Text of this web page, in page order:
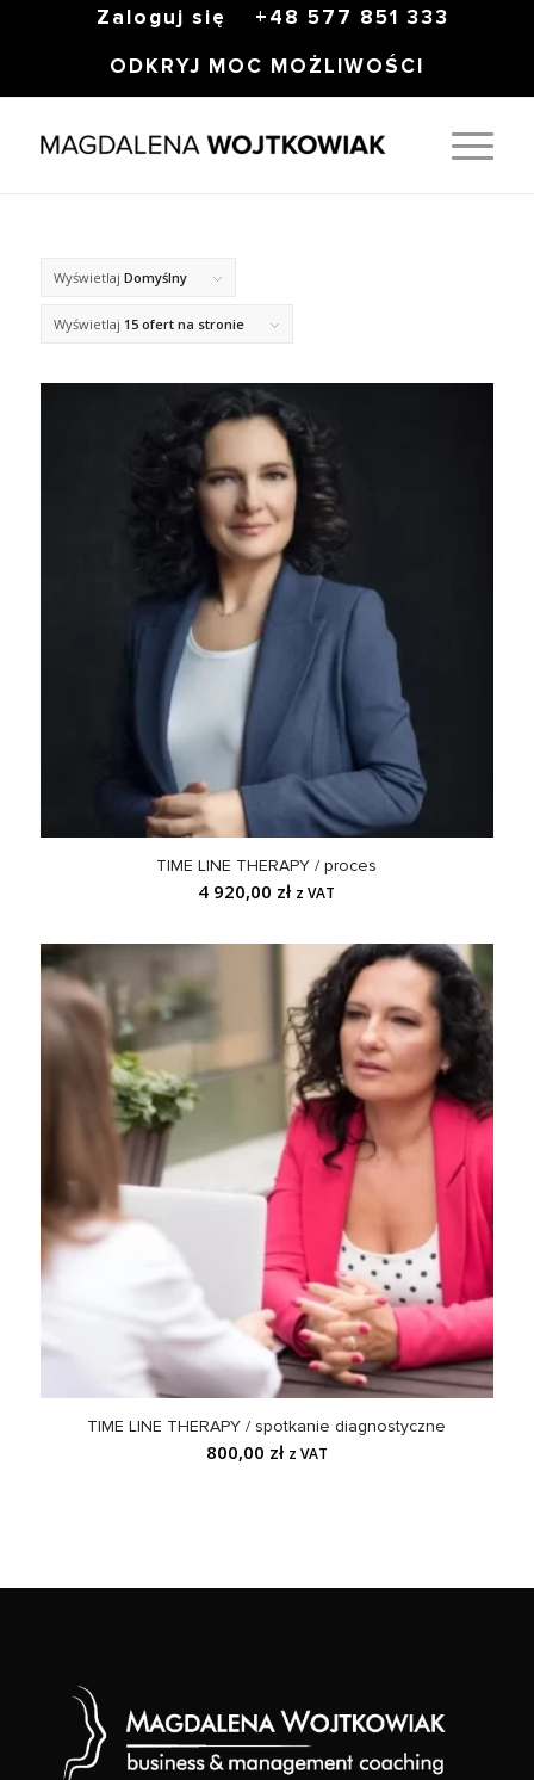
Zaloguj się
+48 577 851 333
ODKRYJ MOC MOŻLIWOŚCI
Wyświetlaj Domyślny
Wyświetlaj 15 ofert na stronie
TIME LINE THERAPY / proces
4 920,00 zł z VAT
TIME LINE THERAPY / spotkanie diagnostyczne
800,00 zł z VAT